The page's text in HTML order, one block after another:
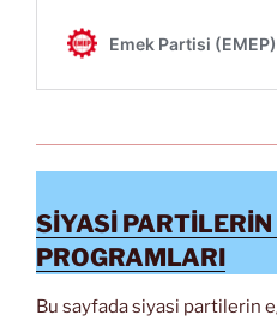
SİYASİ
PROGRAMLARI
Bu sayfada siyasi partilerin